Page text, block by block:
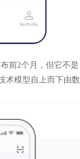
前2个月，但它不是
术模型自上而下由数